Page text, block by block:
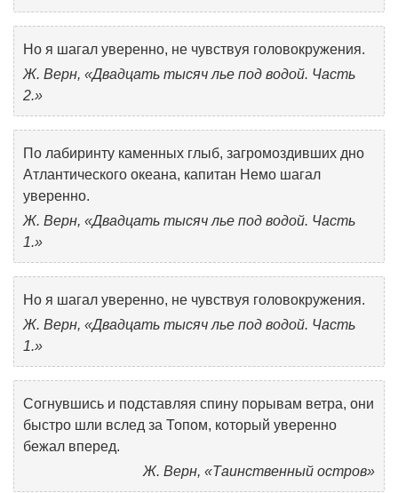
Но я шагал уверенно, не чувствуя головокружения.
Ж. Верн, «Двадцать тысяч лье под водой. Часть
2.»
По лабиринту каменных глыб, загромоздивших дно
Атлантического океана, капитан Немо шагал
уверенно.
Ж. Верн, «Двадцать тысяч лье под водой. Часть
1.»
Но я шагал уверенно, не чувствуя головокружения.
Ж. Верн, «Двадцать тысяч лье под водой. Часть
1.»
Согнувшись и подставляя спину порывам ветра, они
быстро шли вслед за Топом, который уверенно
бежал вперед.
Ж. Верн, «Таинственный остров»